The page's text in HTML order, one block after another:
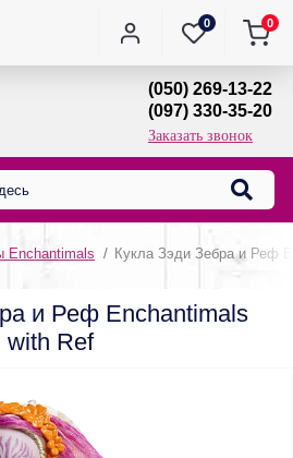
0 0
(050) 269-13-22
(097) 330-35-20
Заказать звонок
Enchantimals Кукла Зэди Зебра и Реф
и Реф Enchantimals
with Ref